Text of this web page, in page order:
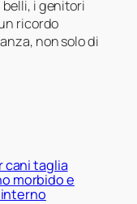
i genitori
ricordo
non solo di
cani taglia
morbido e